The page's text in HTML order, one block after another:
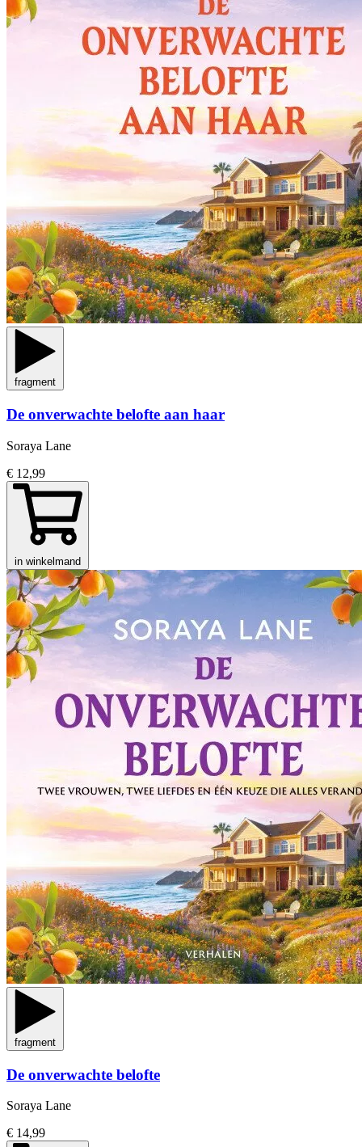
fragment
De onverwachte belofte aan haar
Soraya Lane
€ 12,99
in winkelmand
fragment
De onverwachte belofte
Soraya Lane
€ 14,99